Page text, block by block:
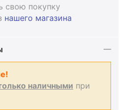
свою покупку
нашего магазина
наличными при